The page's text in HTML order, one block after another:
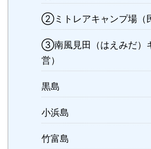
②ミトレアキャンプ場（
③南風見田（はえみだ）
営）
黒島
小浜島
竹富島